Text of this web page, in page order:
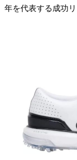
年を代表する成功